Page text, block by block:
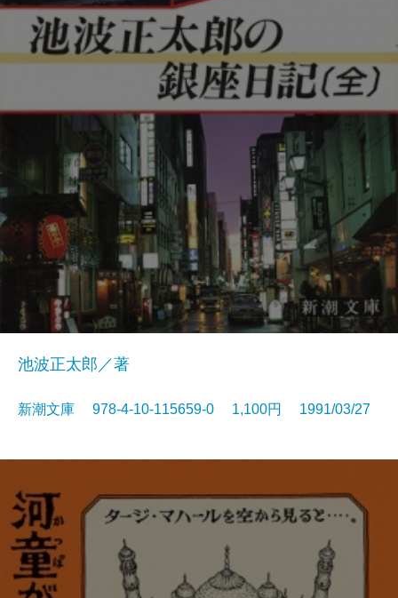
池波正太郎／著
新潮文庫 978-4-10-115659-0 1,100円 1991/03/27